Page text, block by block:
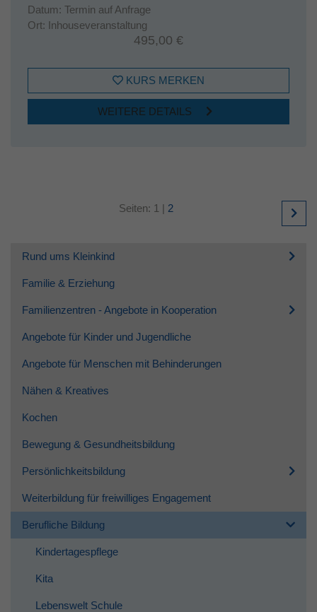
Datum: Termin auf Anfrage
Ort: Inhouseveranstaltung
495,00 €
KURS MERKEN
WEITERE DETAILS
Seiten: 1 | 2
Rund ums Kleinkind
Familie & Erziehung
Familienzentren - Angebote in Kooperation
Angebote für Kinder und Jugendliche
Angebote für Menschen mit Behinderungen
Nähen & Kreatives
Kochen
Bewegung & Gesundheitsbildung
Persönlichkeitsbildung
Weiterbildung für freiwilliges Engagement
Berufliche Bildung
Kindertagespflege
Kita
Lebenswelt Schule